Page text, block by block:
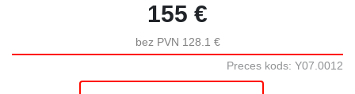
155 €
bez PVN 128.1 €
Preces kods: Y07.0012